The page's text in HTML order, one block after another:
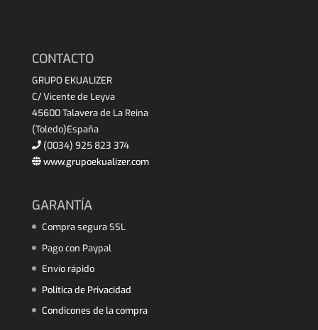
CONTACTO
GRUPO EKUALIZER
C/ Vicente de Leyva
45600 Talavera de La Reina
(Toledo)España
(0034) 925 823 374
www.grupoekualizer.com
GARANTÍA
Compra segura SSL
Pago con Paypal
Envío rápido
Politica de Privacidad
Condicones de la compra